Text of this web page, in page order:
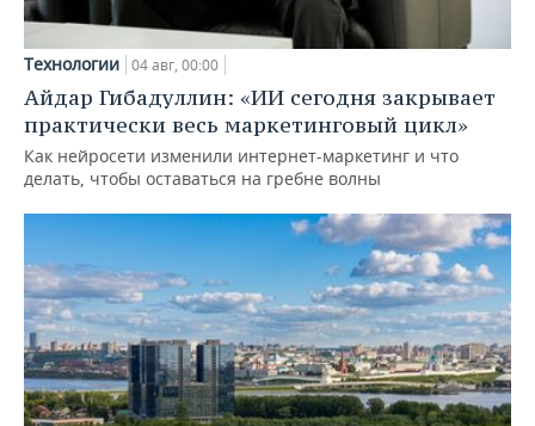
Технологии 04 авг, 00:00
Айдар Гибадуллин: «ИИ сегодня закрывает
практически весь маркетинговый цикл»
Как нейросети изменили интернет-маркетинг и что
делать, чтобы оставаться на гребне волны